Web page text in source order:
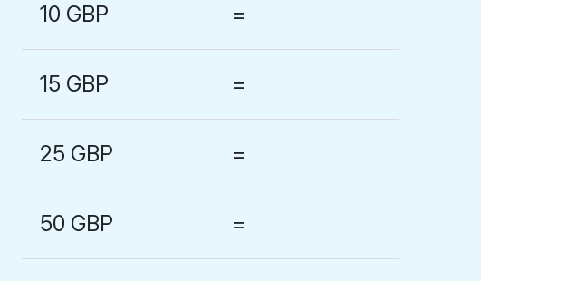
10 GBP =
15 GBP =
25 GBP =
50 GBP =